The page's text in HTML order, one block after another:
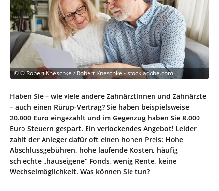
©© Robert Kneschke / Robert Kneschke - stock.adobe.com
Haben Sie – wie viele andere Zahnärztinnen und Zahnärzte
– auch einen Rürup-Vertrag? Sie haben beispielsweise
20.000 Euro eingezahlt und im Gegenzug haben Sie 8.000
Euro Steuern gespart. Ein verlockendes Angebot! Leider
zahlt der Anleger dafür oft einen hohen Preis: Hohe
Abschlussgebühren, hohe laufende Kosten, häufig
schlechte „hauseigene“ Fonds, wenig Rente, keine
Wechselmöglichkeit. Was können Sie tun?